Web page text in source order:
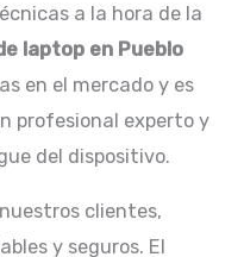
a la hora de la
laptop en Pueblo
en el mercado y es
profesional experto y
del dispositivo.
clientes,
y seguros. El